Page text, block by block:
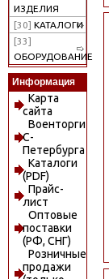
ИЗДЕЛИЯ
[30] КАТАЛОГИ
[33]
ОБОРУДОВАНИЕ
Информация
Карта
сайта
Военторги
С-
Петербурга
Каталоги
(PDF)
Прайс-
лист
Оптовые
поставки
(РФ, СНГ)
Розничные
продажи